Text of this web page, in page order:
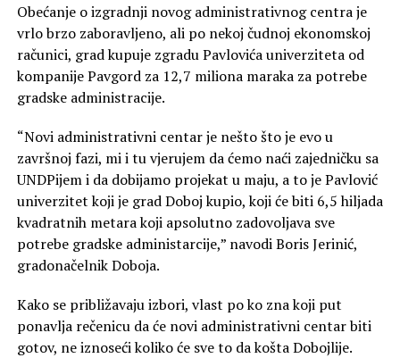
Obećanje o izgradnji novog administrativnog centra je
vrlo brzo zaboravljeno, ali po nekoj čudnoj ekonomskoj
računici, grad kupuje zgradu Pavlovića univerziteta od
kompanije Pavgord za 12,7 miliona maraka za potrebe
gradske administracije.
“Novi administrativni centar je nešto što je evo u
završnoj fazi, mi i tu vjerujem da ćemo naći zajedničku sa
UNDPijem i da dobijamo projekat u maju, a to je Pavlović
univerzitet koji je grad Doboj kupio, koji će biti 6,5 hiljada
kvadratnih metara koji apsolutno zadovoljava sve
potrebe gradske administarcije,” navodi Boris Jerinić,
gradonačelnik Doboja.
Kako se približavaju izbori, vlast po ko zna koji put
ponavlja rečenicu da će novi administrativni centar biti
gotov, ne iznoseći koliko će sve to da košta Dobojlije.